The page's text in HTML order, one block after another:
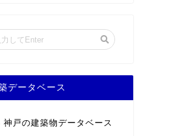
データベース
戸の建築物データベース